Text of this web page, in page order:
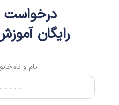
درخواست
رایگان
نام و